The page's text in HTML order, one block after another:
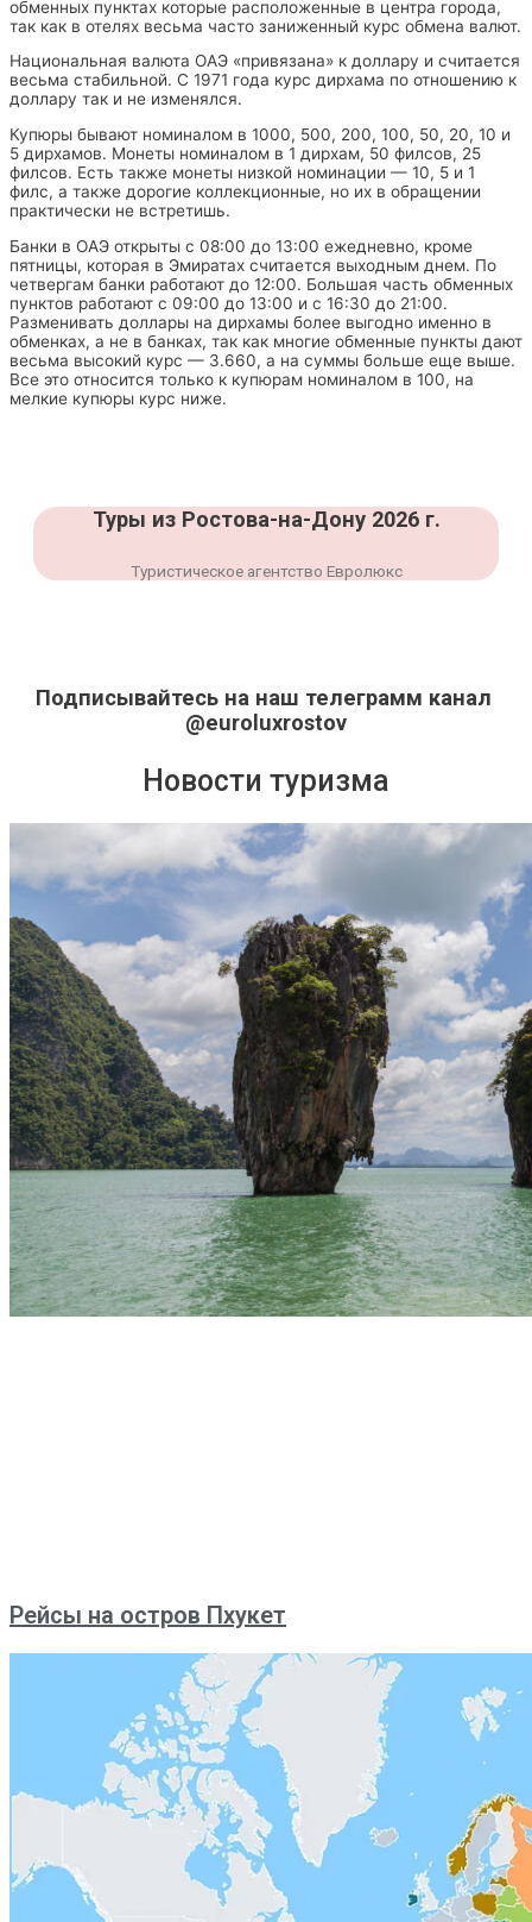
обменных пунктах которые расположенные в центра города,
так как в отелях весьма часто заниженный курс обмена валют.
Национальная валюта ОАЭ «привязана» к доллару и считается
весьма стабильной. С 1971 года курс дирхама по отношению к
доллару так и не изменялся.
Купюры бывают номиналом в 1000, 500, 200, 100, 50, 20, 10 и
5 дирхамов. Монеты номиналом в 1 дирхам, 50 филсов, 25
филсов. Есть также монеты низкой номинации — 10, 5 и 1
филс, а также дорогие коллекционные, но их в обращении
практически не встретишь.
Банки в ОАЭ открыты с 08:00 до 13:00 ежедневно, кроме
пятницы, которая в Эмиратах считается выходным днем. По
четвергам банки работают до 12:00. Большая часть обменных
пунктов работают с 09:00 до 13:00 и с 16:30 до 21:00.
Разменивать доллары на дирхамы более выгодно именно в
обменках, а не в банках, так как многие обменные пункты дают
весьма высокий курс — 3.660, а на суммы больше еще выше.
Все это относится только к купюрам номиналом в 100, на
мелкие купюры курс ниже.
Туры из Ростова-на-Дону 2026 г.
Туристическое агентство Евролюкс
Подписывайтесь на наш телеграмм канал
@euroluxrostov
Новости туризма
Рейсы на остров Пхукет